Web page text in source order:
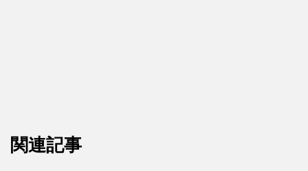
関連記事